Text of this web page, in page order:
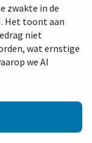
zwakte in de
Het toont aan
niet
wat ernstige
we AI